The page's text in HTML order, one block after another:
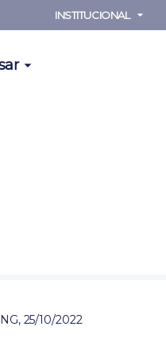
INSTITUCIONAL
, 25/10/2022